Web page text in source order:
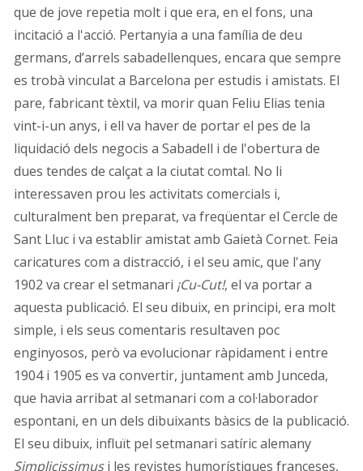
que de jove repetia molt i que era, en el fons, una
incitació a l'acció. Pertanyia a una família de deu
germans, d’arrels sabadellenques, encara que sempre
es trobà vinculat a Barcelona per estudis i amistats. El
pare, fabricant tèxtil, va morir quan Feliu Elias tenia
vint-i-un anys, i ell va haver de portar el pes de la
liquidació dels negocis a Sabadell i de l'obertura de
dues tendes de calçat a la ciutat comtal. No li
interessaven prou les activitats comercials i,
culturalment ben preparat, va freqüentar el Cercle de
Sant Lluc i va establir amistat amb Gaietà Cornet. Feia
caricatures com a distracció, i el seu amic, que l'any
1902 va crear el setmanari ¡Cu-Cut!, el va portar a
aquesta publicació. El seu dibuix, en principi, era molt
simple, i els seus comentaris resultaven poc
enginyosos, però va evolucionar ràpidament i entre
1904 i 1905 es va convertir, juntament amb Junceda,
que havia arribat al setmanari com a col·laborador
espontani, en un dels dibuixants bàsics de la publicació.
El seu dibuix, influït pel setmanari satíric alemany
Simplicissimusi les revistes humorístiques franceses,